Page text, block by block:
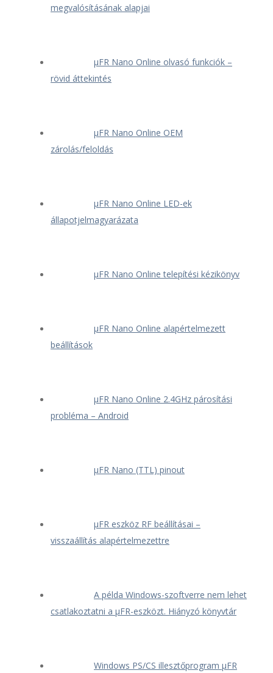
megvalósításának alapjai
μFR Nano Online olvasó funkciók –
rövid áttekintés
μFR Nano Online OEM
zárolás/feloldás
μFR Nano Online LED-ek
állapotjelmagyarázata
μFR Nano Online telepítési kézikönyv
μFR Nano Online alapértelmezett
beállítások
μFR Nano Online 2.4GHz párosítási
probléma – Android
μFR Nano (TTL) pinout
μFR eszköz RF beállításai –
visszaállítás alapértelmezettre
A példa Windows-szoftverre nem lehet
csatlakoztatni a μFR-eszközt. Hiányzó könyvtár
Windows PS/CS illesztőprogram μFR